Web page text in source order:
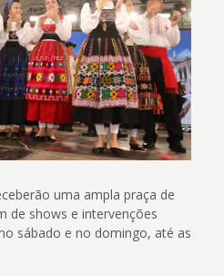
uma ampla praça de
de shows e intervenções
sábado e no domingo, até as